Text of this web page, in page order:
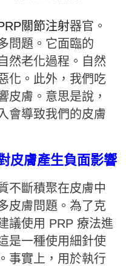
關節注射器官。
問題。它面臨的
然老化過程。自然
化。此外，我們吃
皮膚。意思是說，
會導致我們的皮膚
皮膚產生負面影響
不斷積聚在皮膚中
皮膚問題。為了克
議使用 PRP 療法進
是一種使用細針使
事實上，用於執行